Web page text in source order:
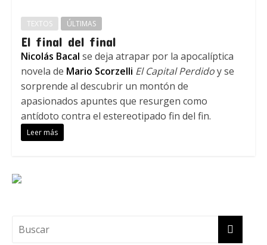
TEXTOS ÚLTIMAS
El final del final
Nicolás Bacal se deja atrapar por la apocalíptica
novela de Mario Scorzelli El Capital Perdidoy se
sorprende al descubrir un montón de
apasionados apuntes que resurgen como
antídoto contra el estereotipado fin del fin.
Leer más